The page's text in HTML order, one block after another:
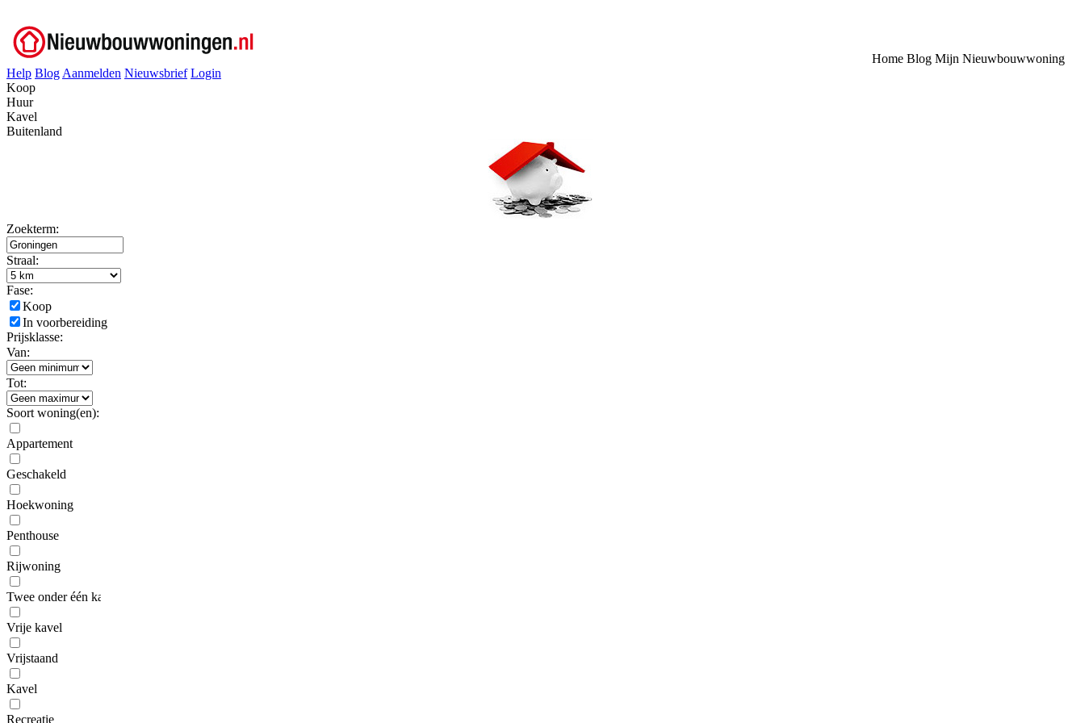
Help Blog Aanmelden Nieuwsbrief Login
Home Blog Mijn Nieuwbouwwoning
Koop
Huur
Kavel
Buitenland
Zoekterm:
Straal:
Fase:
Koop
In voorbereiding
Prijsklasse:
Van:
Tot:
Soort woning(en):
Appartement
Geschakeld
Hoekwoning
Penthouse
Rijwoning
Twee onder één kap
Vrije kavel
Vrijstaand
Kavel
Recreatie